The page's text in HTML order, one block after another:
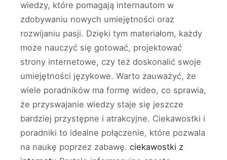
wiedzy, które pomagają internautom w
zdobywaniu nowych umiejętności oraz
rozwijaniu pasji. Dzięki tym materiałom, każdy
może nauczyć się gotować, projektować
strony internetowe, czy też doskonalić swoje
umiejętności językowe. Warto zauważyć, że
wiele poradników ma formę wideo, co sprawia,
że przyswajanie wiedzy staje się jeszcze
bardziej przystępne i atrakcyjne. Ciekawostki i
poradniki to idealne połączenie, które pozwala
na naukę poprzez zabawę. ciekawostki z